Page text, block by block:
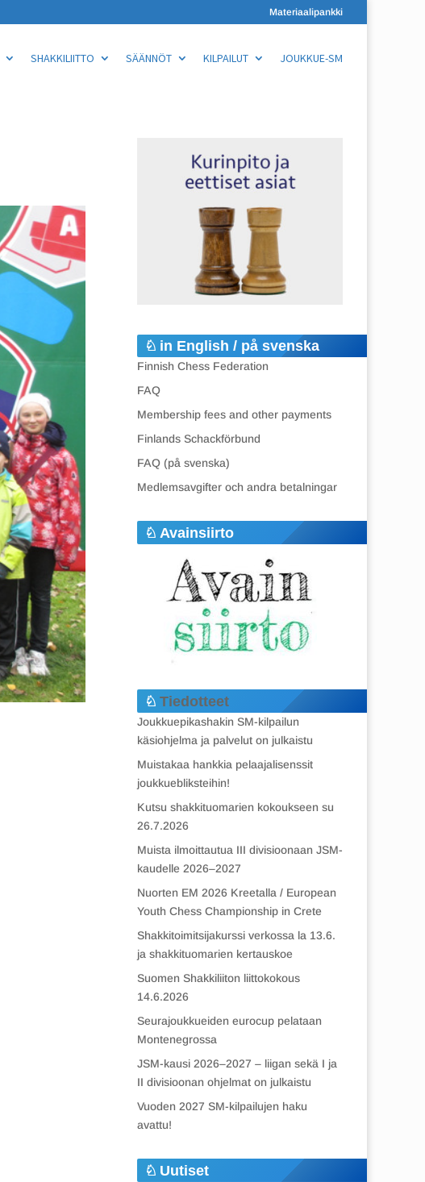
Materiaalipankki
SHAKKILIITTO SÄÄNNÖT KILPAILUT JOUKKUE-SM
in English / på svenska
Finnish Chess Federation
FAQ
Membership fees and other payments
Finlands Schackförbund
FAQ (på svenska)
Medlemsavgifter och andra betalningar
Avainsiirto
Tiedotteet
Joukkuepikashakin SM-kilpailun
käsiohjelma ja palvelut on julkaistu
Muistakaa hankkia pelaajalisenssit
joukkuebliksteihin!
Kutsu shakkituomarien kokoukseen su
26.7.2026
Muista ilmoittautua III divisioonaan JSM-
kaudelle 2026–2027
Nuorten EM 2026 Kreetalla / European
Youth Chess Championship in Crete
Shakkitoimitsijakurssi verkossa la 13.6.
ja shakkituomarien kertauskoe
Suomen Shakkiliiton liittokokous
14.6.2026
Seurajoukkueiden eurocup pelataan
Montenegrossa
JSM-kausi 2026–2027 – liigan sekä I ja
II divisioonan ohjelmat on julkaistu
Vuoden 2027 SM-kilpailujen haku
avattu!
Uutiset